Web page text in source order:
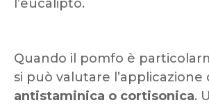
l’eucalipto.
Quando il pomfo è
si può valutare l’applicazione
antistaminica o cortisonica.